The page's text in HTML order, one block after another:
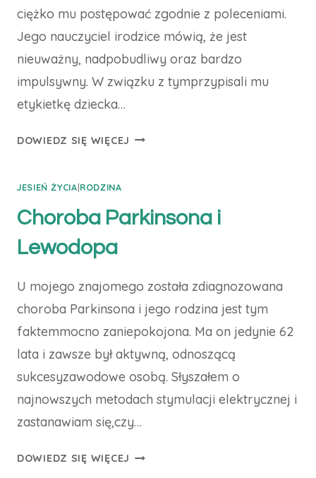
ciężko mu postępować zgodnie z poleceniami.
Jego nauczyciel irodzice mówią, że jest
nieuważny, nadpobudliwy oraz bardzo
impulsywny. W związku z tymprzypisali mu
etykietkę dziecka…
DOWIEDZ SIĘ WIĘCEJ ADHD
JESIEŃ ŻYCIA|RODZINA
Choroba Parkinsona i
Lewodopa
U mojego znajomego została zdiagnozowana
choroba Parkinsona i jego rodzina jest tym
faktemmocno zaniepokojona. Ma on jedynie 62
lata i zawsze był aktywną, odnoszącą
sukcesyzawodowe osobą. Słyszałem o
najnowszych metodach stymulacji elektrycznej i
zastanawiam się,czy…
DOWIEDZ SIĘ WIĘCEJ CHOROBA